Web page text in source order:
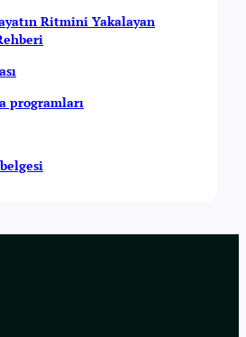
Ritmini Yakalayan
programları